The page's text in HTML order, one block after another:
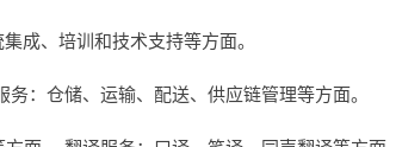
成、培训和技术支持等方面。
：仓储、运输、配送、供应链管理等方面。